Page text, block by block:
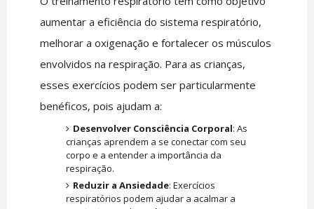
aumentar a eficiência do sistema respiratório,
melhorar a oxigenação e fortalecer os músculos
envolvidos na respiração. Para as crianças,
esses exercícios podem ser particularmente
benéficos, pois ajudam a:
Desenvolver Consciência Corporal: As
crianças aprendem a se conectar com seu
corpo e a entender a importância da
respiração.
Reduzir a Ansiedade: Exercícios
respiratórios podem ajudar a acalmar a